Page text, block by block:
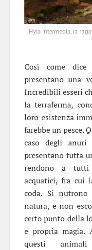
Hyla intermedia, la
Così come
presentano una
Incredibili esseri
la terraferma,
loro esistenza
farebbe un pesce.
caso degli anuri
presentano tutta
rendono a
acquatici, fra cui
coda. Si
natura, e non
certo punto della
e propria magia.
questi